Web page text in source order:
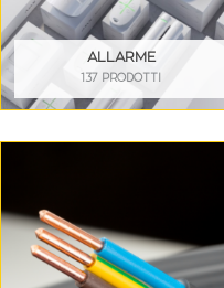
ALLARME
137 PRODOTTI